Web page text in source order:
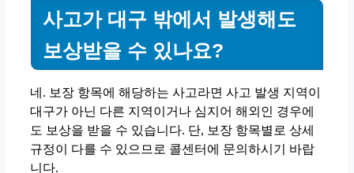
사고가 대구 밖에서 발생해도
보상받을 수 있나요?
네. 보장 항목에 해당하는 사고라면 사고 발생 지역이
대구가 아닌 다른 지역이거나 심지어 해외인 경우에
도 보상을 받을 수 있습니다. 단, 보장 항목별로 상세
규정이 다를 수 있으므로 콜센터에 문의하시기 바랍
니다.